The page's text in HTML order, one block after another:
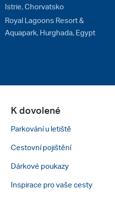
Istrie, Chorvatsko
Royal Lagoons Resort &
Aquapark, Hurghada, Egypt
K dovolené
Parkování u letiště
Cestovní pojištění
Dárkové poukazy
Inspirace pro vaše cesty